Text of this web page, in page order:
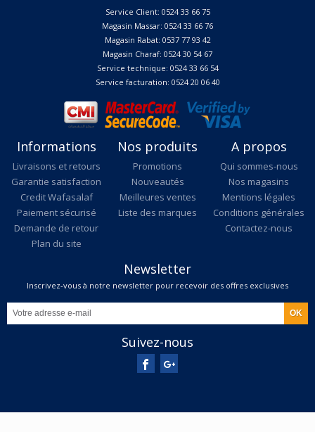
Service Client: 0524 33 66 75
Magasin Massar: 0524 33 66 76
Magasin Rabat: 0537 77 93 42
Magasin Charaf: 0524 30 54 67
Service technique: 0524 33 66 54
Service facturation: 0524 20 06 40
Informations
Livraisons et retours
Garantie satisfaction
Credit Wafasalaf
Paiement sécurisé
Demande de retour
Plan du site
Nos produits
Promotions
Nouveautés
Meilleures ventes
Liste des marques
A propos
Qui sommes-nous
Nos magasins
Mentions légales
Conditions générales
Contactez-nous
Newsletter
Inscrivez-vous à notre newsletter pour recevoir des offres exclusives
Suivez-nous